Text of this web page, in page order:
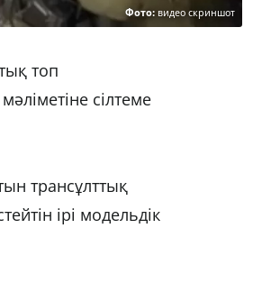
Фото: видео скриншот
топ
сілтеме
трансұлттық
ірі модельдік